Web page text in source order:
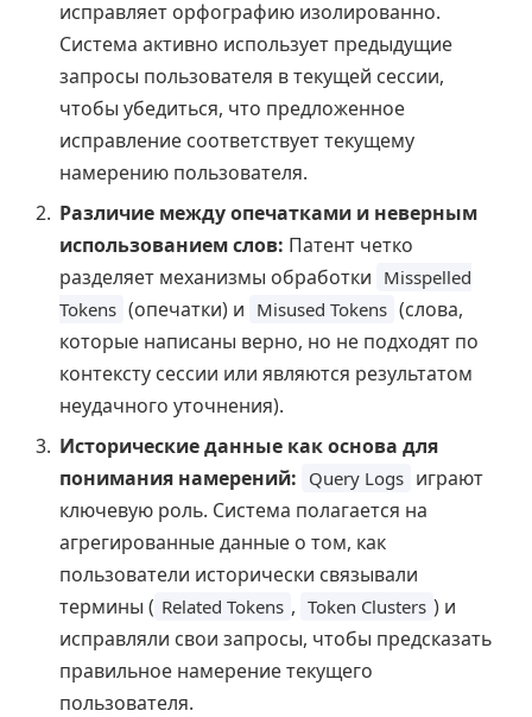
исправляет орфографию изолированно.
Система активно использует предыдущие
запросы пользователя в текущей сессии,
чтобы убедиться, что предложенное
исправление соответствует текущему
намерению пользователя.
Различие между опечатками и неверным
использованием слов: Патент четко
разделяет механизмы обработки Misspelled
Tokens (опечатки) и Misused Tokens (слова,
которые написаны верно, но не подходят по
контексту сессии или являются результатом
неудачного уточнения).
Исторические данные как основа для
понимания намерений: Query Logs играют
ключевую роль. Система полагается на
агрегированные данные о том, как
пользователи исторически связывали
термины ( Related Tokens , Token Clusters ) и
исправляли свои запросы, чтобы предсказать
правильное намерение текущего
пользователя.